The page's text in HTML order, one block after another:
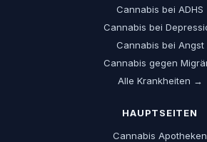
Cannabis bei ADHS
Cannabis bei
Cannabis bei Angst
Cannabis gegen
Alle Krankheiten →
HAUPTSEITEN
Cannabis Apotheken